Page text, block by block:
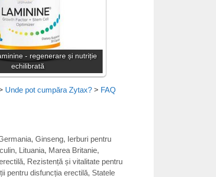
- regenerare și nutriție
echilibrată
Unde pot cumpăra Zytax? > FAQ
, Ginseng, Ierburi pentru
, Lituania, Marea Britanie,
, Rezistență și vitalitate pentru
pentru disfuncția erectilă, Statele